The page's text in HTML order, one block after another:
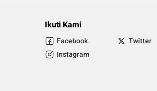
Ikuti Kami
Facebook Twitter
Instagram